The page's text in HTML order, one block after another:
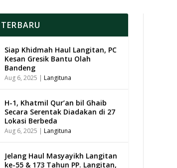
Siap Khidmah Haul Langitan, PC
Kesan Gresik Bantu Olah
Bandeng
Aug 6, 2025 | Langituna
H-1, Khatmil Qur’an bil Ghaib
Secara Serentak Diadakan di 27
Lokasi Berbeda
Aug 6, 2025 | Langituna
Jelang Haul Masyayikh Langitan
ke-55 & 173 Tahun PP. Langitan,